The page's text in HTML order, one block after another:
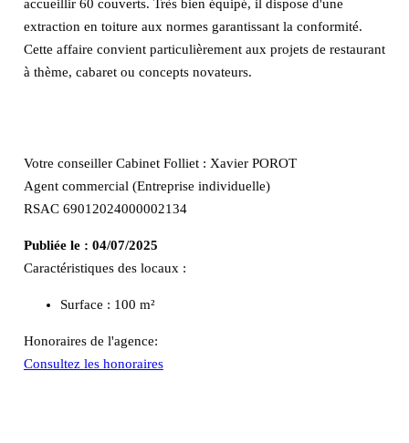
accueillir 60 couverts. Très bien équipé, il dispose d'une
extraction en toiture aux normes garantissant la conformité.
Cette affaire convient particulièrement aux projets de restaurant
à thème, cabaret ou concepts novateurs.
Votre conseiller Cabinet Folliet : Xavier POROT
Agent commercial (Entreprise individuelle)
RSAC 69012024000002134
Publiée le : 04/07/2025
Caractéristiques des locaux :
Surface : 100 m²
Honoraires de l'agence:
Consultez les honoraires